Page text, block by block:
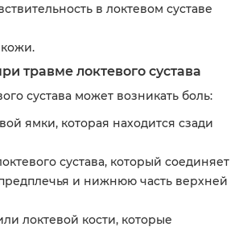
в локтевом суставе
кожи.
травме локтевого сустава
сустава может возникать боль:
ямки, которая находится сзади
сустава, который соединяет
и нижнюю часть верхней
локтевой кости, которые